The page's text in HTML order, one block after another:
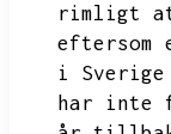
rimligt
i Sverige
har inte